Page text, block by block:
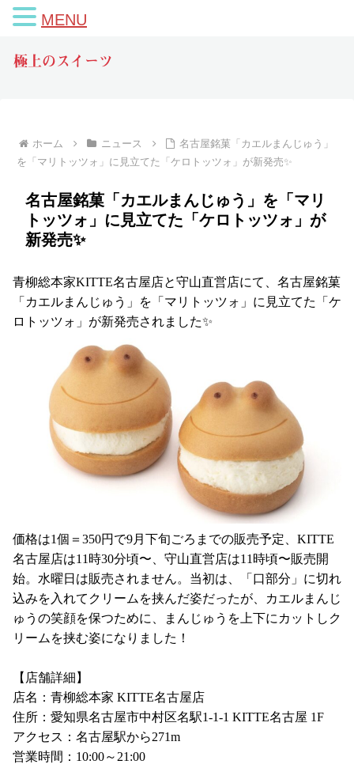
極上のスイーツ
ホーム ニュース
名古屋銘菓「カエルまんじゅう」
を「マリトッツォ」に見立てた「ケロトッツォ」が新発売✨
名古屋銘菓「カエルまんじゅう」を「マリ
トッツォ」に見立てた「ケロトッツォ」が
新発売✨
青柳総本家KITTE名古屋店と守山直営店にて、名古屋銘菓
「カエルまんじゅう」を「マリトッツォ」に見立てた「ケ
ロトッツォ」が新発売されました✨
価格は1個＝350円で9月下旬ごろまでの販売予定、KITTE
名古屋店は11時30分頃〜、守山直営店は11時頃〜販売開
始。水曜日は販売されません。当初は、「口部分」に切れ
込みを入れてクリームを挟んだ姿だったが、カエルまんじ
ゅうの笑顔を保つために、まんじゅうを上下にカットしク
リームを挟む姿になりました！
【店舗詳細】
店名：青柳総本家 KITTE名古屋店
住所：愛知県名古屋市中村区名駅1-1-1 KITTE名古屋 1F
アクセス：名古屋駅から271m
営業時間：10:00～21:00
MENU